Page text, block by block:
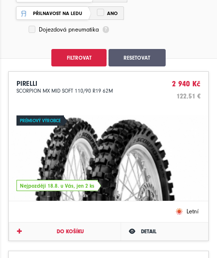
PŘILNAVOST NA LEDU ANO
Dojezdová pneumatika
FILTROVAT RESETOVAT
PIRELLI
SCORPION MX MID SOFT 110/90 R19 62M
2 940 Kč
122.51 €
PRÉMIOVÝ VÝROBCE
Nejpozději 18.8. u Vás, jen 2 ks
Letní
DO KOŠÍKU DETAIL